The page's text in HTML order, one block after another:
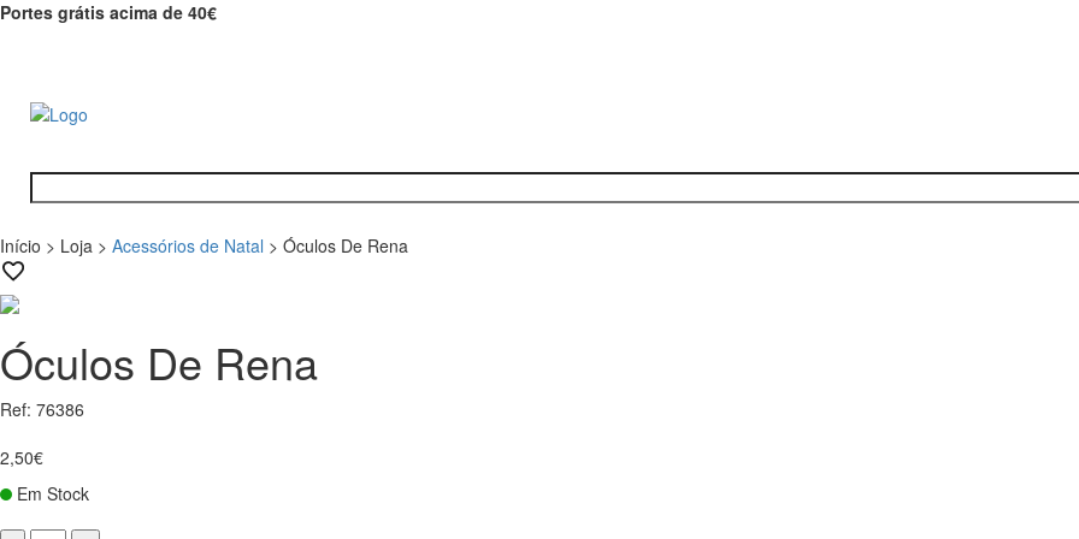
Portes grátis acima de 40€
Início > Loja > Acessórios de Natal > Óculos De Rena
Óculos De Rena
Ref: 76386
2,50€
Em Stock